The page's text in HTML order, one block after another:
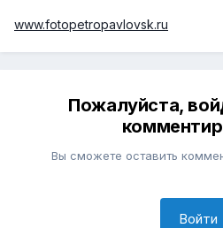
www.fotopetropavlovsk.ru
Пожалуйста,
Вы сможете оставить
Войти